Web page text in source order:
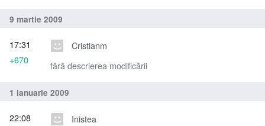
9 martie 2009
Cristianm
fără descrierea modificării
17:31
+670
1 ianuarie 2009
Inistea
22:08